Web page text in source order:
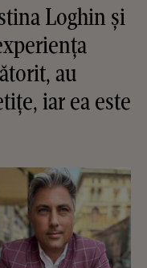
Loghin și
au
iar ea este